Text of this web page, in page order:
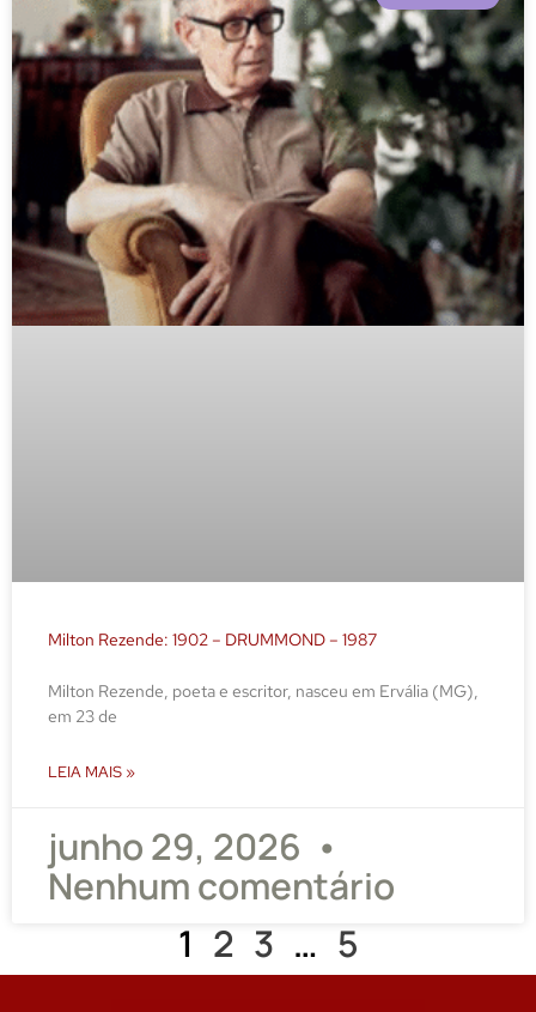
Milton Rezende: 1902 – DRUMMOND – 1987
Milton Rezende, poeta e escritor, nasceu em Ervália (MG),
em 23 de
LEIA MAIS »
junho 29, 2026
Nenhum comentário
1 2 3 … 5